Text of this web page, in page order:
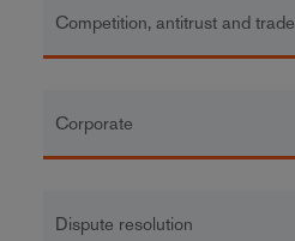
Competition, antitrust and trade
Corporate
Dispute resolution